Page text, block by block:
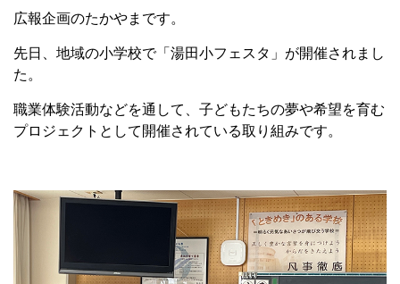
広報企画のたかやまです。
先日、地域の小学校で「湯田小フェスタ」が開催されまし
た。
職業体験活動などを通して、子どもたちの夢や希望を育む
プロジェクトとして開催されている取り組みです。